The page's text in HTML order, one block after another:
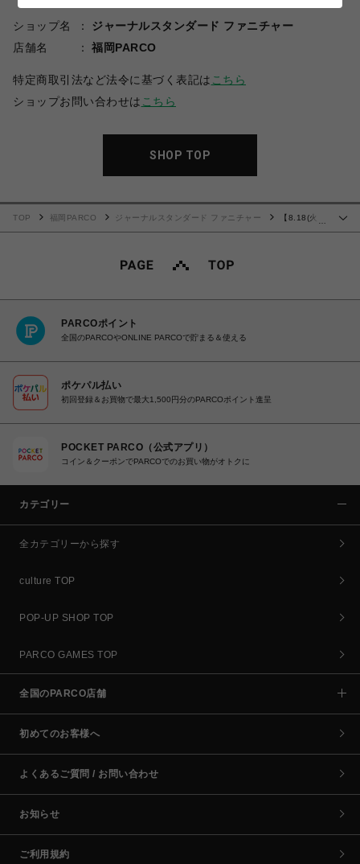
ショップ名
ジャーナルスタンダード ファニチャー
店舗名
福岡PARCO
特定商取引法など法令に基づく表記は こちら
ショップお問い合わせは こちら
SHOP TOP
TOP 福岡PARCO ジャーナルスタンダード ファニチャー
【8.18(火)
PARCOポイント
全国のPARCOやONLINE PARCOで貯まる＆使える
ポケパル払い
初回登録＆お買物で最大1,500円分のPARCOポイント進呈
POCKET PARCO（公式アプリ）
コイン＆クーポンでPARCOでのお買い物がオトクに
カテゴリー
全カテゴリーから探す
culture TOP
POP-UP SHOP TOP
PARCO GAMES TOP
全国のPARCO店舗
初めてのお客様へ
よくあるご質問 / お問い合わせ
お知らせ
ご利用規約